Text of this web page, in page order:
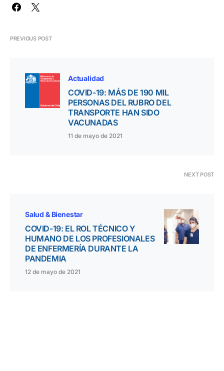
PREVIOUS POST
Actualidad
COVID-19: MÁS DE 190 MIL
PERSONAS DEL RUBRO DEL
TRANSPORTE HAN SIDO
VACUNADAS
11 de mayo de 2021
NEXT POST
Salud & Bienestar
COVID-19: EL ROL TÉCNICO Y
HUMANO DE LOS PROFESIONALES
DE ENFERMERÍA DURANTE LA
PANDEMIA
12 de mayo de 2021